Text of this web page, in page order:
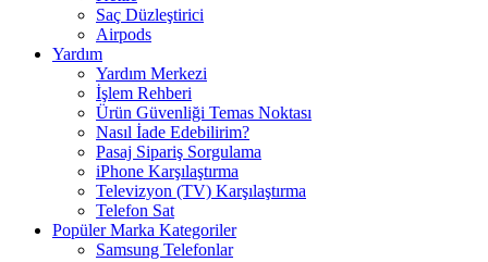
Saç Düzleştirici
Airpods
Yardım
Yardım Merkezi
İşlem Rehberi
Ürün Güvenliği Temas Noktası
Nasıl İade Edebilirim?
Pasaj Sipariş Sorgulama
iPhone Karşılaştırma
Televizyon (TV) Karşılaştırma
Telefon Sat
Popüler Marka Kategoriler
Samsung Telefonlar